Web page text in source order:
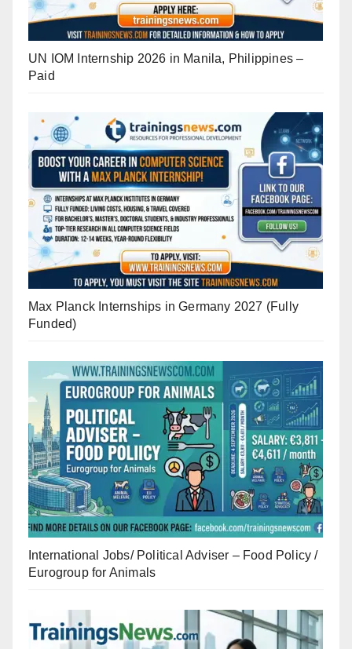
UN IOM Internship 2026 in Manila, Philippines –
Paid
Max Planck Internships in Germany 2027 (Fully
Funded)
International Jobs/ Political Adviser – Food Policy /
Eurogroup for Animals